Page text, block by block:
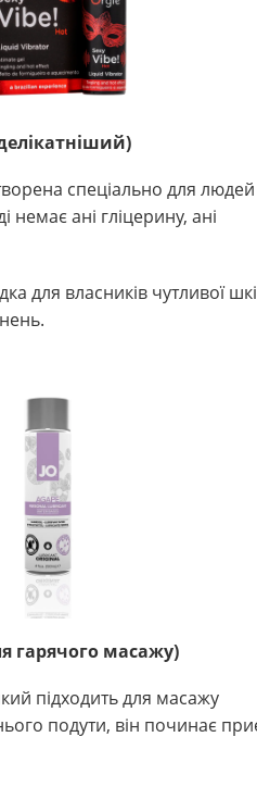
спеціально для людей
ані гліцерину, ані
для власників чутливої
гарячого масажу)
підходить для масажу
подути, він починає